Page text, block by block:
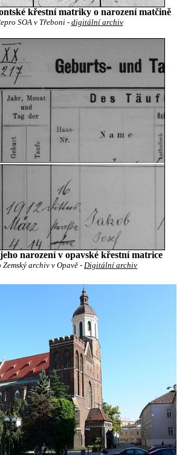
křestní matriky o narození matčině
SOA v Třeboni - digitální archiv
narození v opavské křestní matrice
Zemský archiv v Opavě - Digitální archiv